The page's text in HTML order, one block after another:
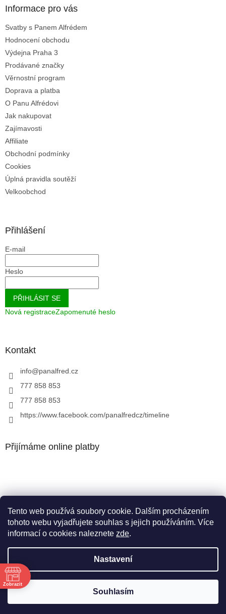
Tento web používá soubory cookie. Dalším procházením
tohoto webu vyjadřujete souhlas s jejich používáním. Více
informací o cookies naleznete zde.
Nastavení
Souhlasím
Informace pro vás
Svatby s Panem Alfrédem
Hodnocení obchodu
Výdejna Praha 3
Prodávané značky
Věrnostní program
Doprava a platba
O Panu Alfrédovi
Jak nakupovat
Zajímavosti
Affiliate
Obchodní podmínky
Cookies
Úplná pravidla soutěží
Velkoobchod
Přihlášení
E-mail
Heslo
PŘIHLÁSIT SE
Nová registraceZapomenuté heslo
Kontakt
info@panalfred.cz
777 858 853
777 858 853
https://www.facebook.com/panalfredcz/timeline
Přijímáme online platby
Facebook
Vytvořil Shoptet
Pan Alfréd. Všechna práva vyhrazena.
Zobrazit